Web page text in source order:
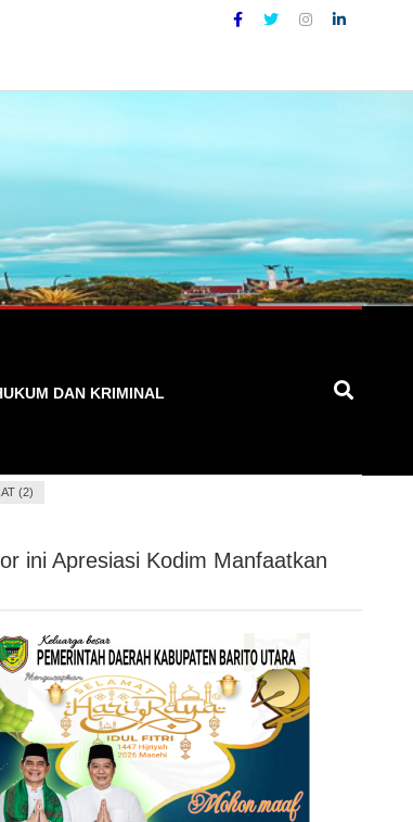
Cepat, dan Terpercaya
DAN KRIMINAL
(2)
ini Apresiasi Kodim Manfaatkan